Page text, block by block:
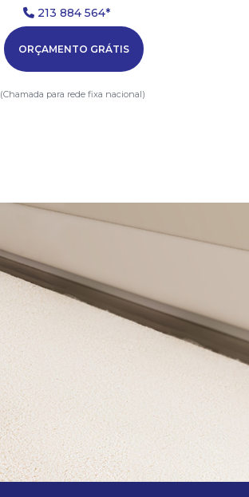
213 884 564*
ORÇAMENTO GRÁTIS
para rede fixa nacional)